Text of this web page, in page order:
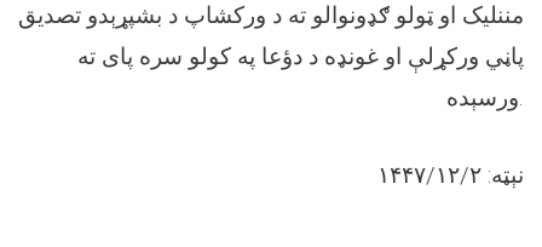
مننلیک او ټولو ګډونوالو ته د ورکشاپ د بشپړېدو تصدیق
پاڼي ورکړلې او غونډه د دؤعا په کولو سره پای ته
ورسېده.
نېټه: ۱۴۴۷/۱۲/۲